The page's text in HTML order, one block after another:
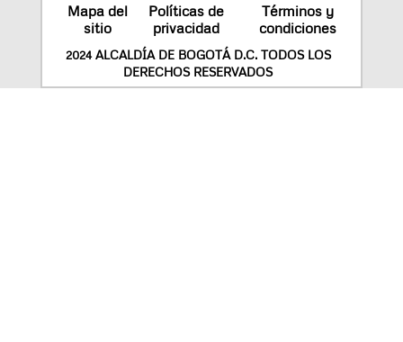
Mapa del
sitio
Políticas de
privacidad
Términos y
condiciones
2024 ALCALDÍA DE BOGOTÁ D.C. TODOS LOS
DERECHOS RESERVADOS